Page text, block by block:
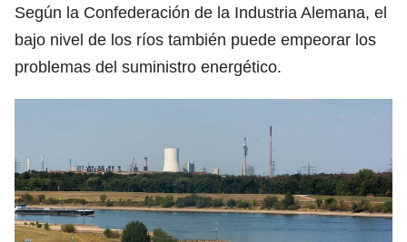
Según la Confederación de la Industria Alemana, el
bajo nivel de los ríos también puede empeorar los
problemas del suministro energético.